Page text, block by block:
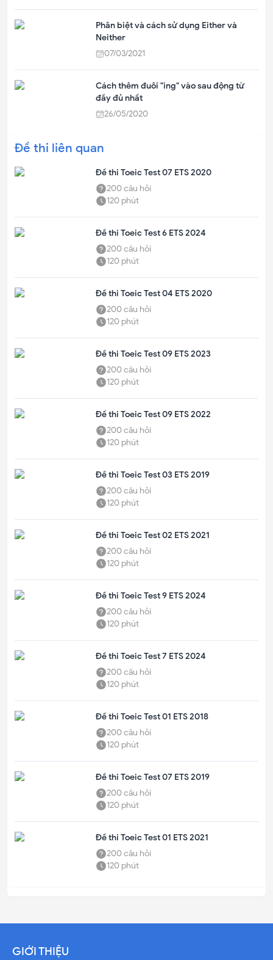
Phân biệt và cách sử dụng Either và
Neither
07/03/2021
Cách thêm đuôi "ing" vào sau động từ
đầy đủ nhất
26/05/2020
Đề thi liên quan
Đề thi Toeic Test 07 ETS 2020
200câu hỏi
120 phút
Đề thi Toeic Test 6 ETS 2024
200câu hỏi
120 phút
Đề thi Toeic Test 04 ETS 2020
200câu hỏi
120 phút
Đề thi Toeic Test 09 ETS 2023
200câu hỏi
120 phút
Đề thi Toeic Test 09 ETS 2022
200câu hỏi
120 phút
Đề thi Toeic Test 03 ETS 2019
200câu hỏi
120 phút
Đề thi Toeic Test 02 ETS 2021
200câu hỏi
120 phút
Đề thi Toeic Test 9 ETS 2024
200câu hỏi
120 phút
Đề thi Toeic Test 7 ETS 2024
200câu hỏi
120 phút
Đề thi Toeic Test 01 ETS 2018
200câu hỏi
120 phút
Đề thi Toeic Test 07 ETS 2019
200câu hỏi
120 phút
Đề thi Toeic Test 01 ETS 2021
200câu hỏi
120 phút
GIỚI THIỆU